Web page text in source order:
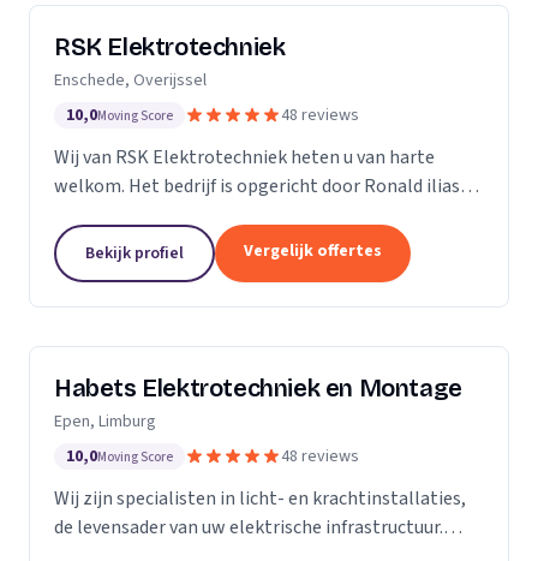
RSK Elektrotechniek
Enschede, Overijssel
10,0Moving Score 48 reviews
Wij van RSK Elektrotechniek heten u van harte
welkom. Het bedrijf is opgericht door Ronald ilias
opgericht op 25 juli 2021. Als gecertificeerde
aannemers...
Bekijk profiel Vergelijk offertes
Habets Elektrotechniek en Montage
Epen, Limburg
10,0Moving Score 48 reviews
Wij zijn specialisten in licht- en krachtinstallaties,
de levensader van uw elektrische infrastructuur.